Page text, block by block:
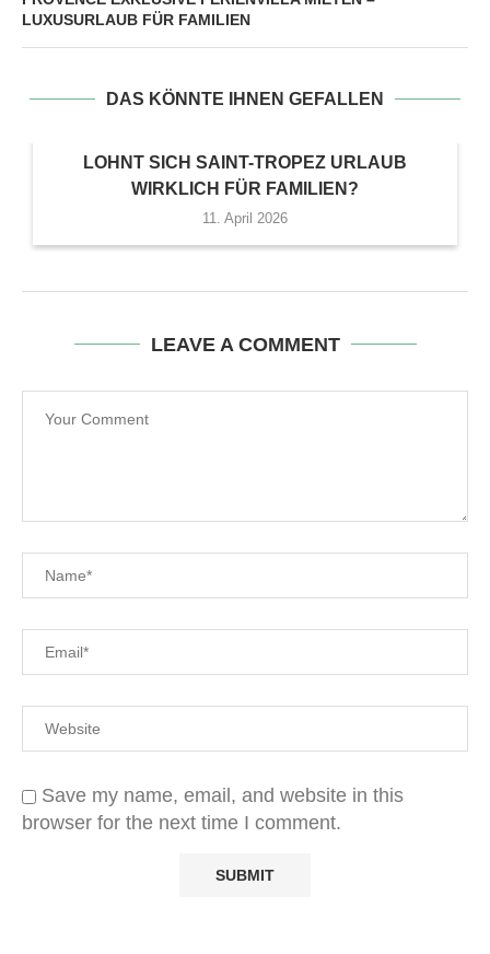
LUXUSURLAUB FÜR FAMILIEN
DAS KÖNNTE IHNEN GEFALLEN
LOHNT SICH SAINT-TROPEZ URLAUB
WIRKLICH FÜR FAMILIEN?
11. April 2026
LEAVE A COMMENT
Save my name, email, and website in this
browser for the next time I comment.